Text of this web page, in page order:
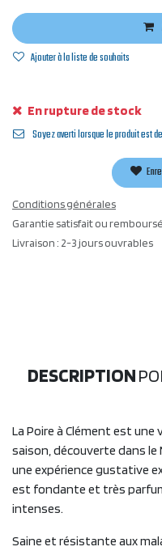
Ajouter à la liste de souhaits
En rupture de stock
Soyez averti lorsque le produit est
Conditions générales
Garantie satisfait ou
Livraison : 2-3 jours ouvrables
DESCRIPTION
La Poire à Clément est une
saison, découverte dans le
une expérience gustative
est fondante et très
intenses.
Saine et résistante aux